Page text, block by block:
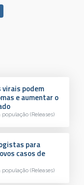
podem
e aumentar o
(Releases)
para
casos de
(Releases)